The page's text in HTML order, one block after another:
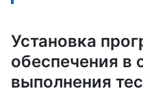
Установка
обеспечения в
выполнения